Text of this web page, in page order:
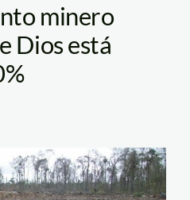
minero
Dios está